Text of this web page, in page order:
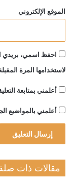
الموقع الإلكتروني
احفظ اسمي، بريدي
لاستخدامها المرة
أعلمني بمتابعة
أعلمني بالمواضيع
مقالات ذات